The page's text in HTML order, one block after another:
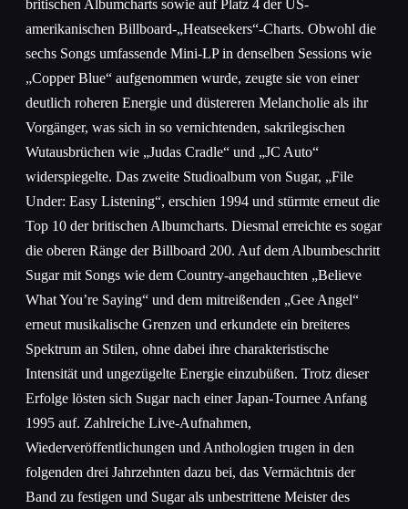
britischen Albumcharts sowie auf Platz 4 der US-
amerikanischen Billboard-„Heatseekers“-Charts. Obwohl die
sechs Songs umfassende Mini-LP in denselben Sessions wie
„Copper Blue“ aufgenommen wurde, zeugte sie von einer
deutlich roheren Energie und düstereren Melancholie als ihr
Vorgänger, was sich in so vernichtenden, sakrilegischen
Wutausbrüchen wie „Judas Cradle“ und „JC Auto“
widerspiegelte. Das zweite Studioalbum von Sugar, „File
Under: Easy Listening“, erschien 1994 und stürmte erneut die
Top 10 der britischen Albumcharts. Diesmal erreichte es sogar
die oberen Ränge der Billboard 200. Auf dem Albumbeschritt
Sugar mit Songs wie dem Country-angehauchten „Believe
What You’re Saying“ und dem mitreißenden „Gee Angel“
erneut musikalische Grenzen und erkundete ein breiteres
Spektrum an Stilen, ohne dabei ihre charakteristische
Intensität und ungezügelte Energie einzubüßen. Trotz dieser
Erfolge lösten sich Sugar nach einer Japan-Tournee Anfang
1995 auf. Zahlreiche Live-Aufnahmen,
Wiederveröffentlichungen und Anthologien trugen in den
folgenden drei Jahrzehnten dazu bei, das Vermächtnis der
Band zu festigen und Sugar als unbestrittene Meister des